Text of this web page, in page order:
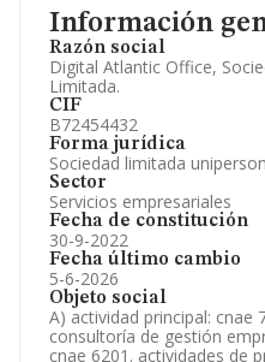
Información
Razón social
Digital Atlantic Office,
Limitada.
CIF
B72454432
Forma jurídica
Sociedad limitada
Sector
Servicios empresariales
Fecha de constitución
30-9-2022
Fecha último cambio
5-6-2026
Objeto social
A) actividad principal: cnae
consultoría de gestión
cnae 6201. actividades de
Información oficial y